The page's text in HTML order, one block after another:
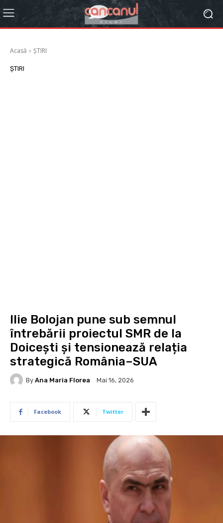
Acasă ȘTIRI
ȘTIRI
Ilie Bolojan pune sub semnul
întrebării proiectul SMR de la
Doicești și tensionează relația
strategică România–SUA
By Ana Maria Florea Mai 16, 2026
Facebook Twitter